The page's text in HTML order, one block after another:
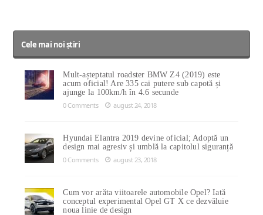
Cele mai noi știri
Mult-așteptatul roadster BMW Z4 (2019) este
acum oficial! Are 335 cai putere sub capotă și
ajunge la 100km/h în 4.6 secunde
0 Comments
august 24, 2018
Hyundai Elantra 2019 devine oficial; Adoptă un
design mai agresiv și umblă la capitolul siguranță
0 Comments
august 23, 2018
Cum vor arăta viitoarele automobile Opel? Iată
conceptul experimental Opel GT X ce dezvăluie
noua linie de design